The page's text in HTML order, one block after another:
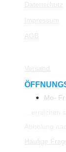
Datenschutz
Impressum
AGB
Versand
Mo-
Häufige